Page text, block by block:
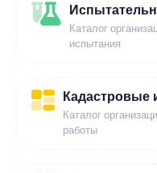
Каталог
испытания
Кадастровые
Каталог
работы